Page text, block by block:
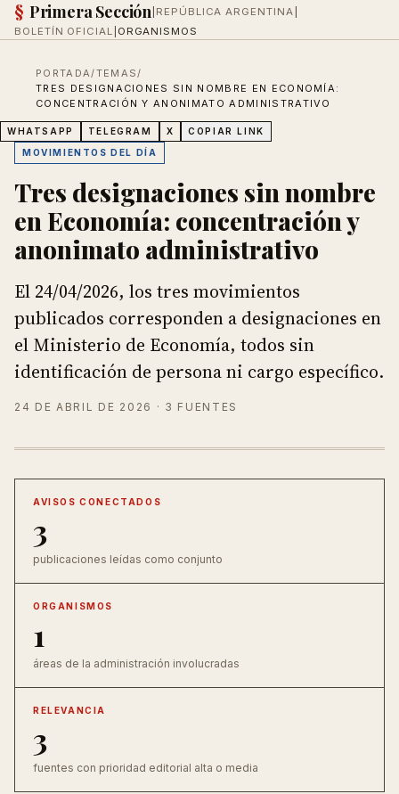
§ Primera Sección REPÚBLICA ARGENTINA
BOLETÍN OFICIAL ORGANISMOS
PORTADA/TEMAS/
TRES DESIGNACIONES SIN NOMBRE EN ECONOMÍA:
CONCENTRACIÓN Y ANONIMATO ADMINISTRATIVO
WHATSAPP TELEGRAM X
COPIAR LINK
MOVIMIENTOS DEL DÍA
Tres designaciones sin nombre
en Economía: concentración y
anonimato administrativo
El 24/04/2026, los tres movimientos
publicados corresponden a designaciones en
el Ministerio de Economía, todos sin
identificación de persona ni cargo específico.
24 DE ABRIL DE 2026 · 3 FUENTES
AVISOS CONECTADOS
3
publicaciones leídas como conjunto
ORGANISMOS
1
áreas de la administración involucradas
RELEVANCIA
3
fuentes con prioridad editorial alta o media